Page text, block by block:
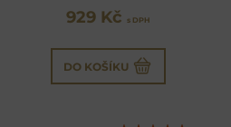
929 Kč s DPH
DO KOŠÍKU